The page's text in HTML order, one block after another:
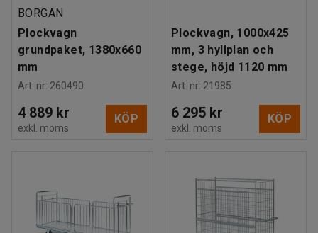
BORGAN
Plockvagn
grundpaket, 1380x660
mm
Art. nr: 260490
4 889 kr
exkl. moms
KÖP
Plockvagn, 1000x425
mm, 3 hyllplan och
stege, höjd 1120 mm
Art. nr: 21985
6 295 kr
exkl. moms
KÖP